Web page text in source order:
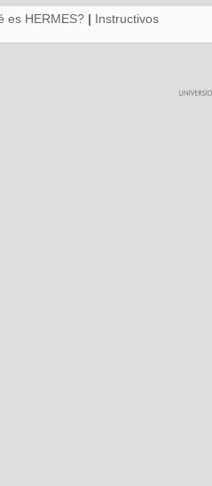
es HERMES? | Instructivos